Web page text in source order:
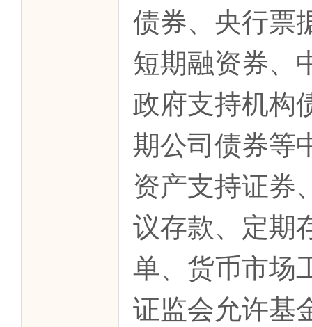
债券、央行票
短期融资券、
政府支持机构
期公司债券等
资产支持证券
议存款、定期
单、货币市场
证监会允许基